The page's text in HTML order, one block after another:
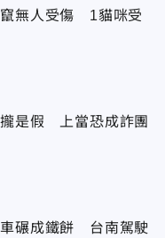
無人受傷 1貓咪受
是假 上當恐成詐團
碾成鐵餅 台南駕駛